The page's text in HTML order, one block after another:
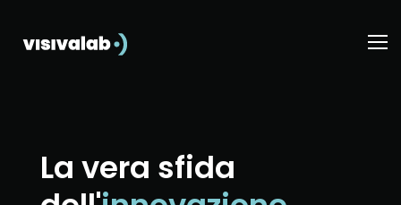
La vera sfida